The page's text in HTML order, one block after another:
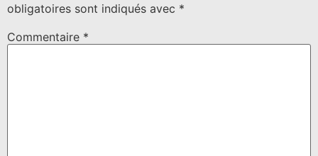
obligatoires sont indiqués avec *
Commentaire *